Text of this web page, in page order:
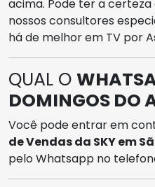
acima. Pode ter a
nossos consultores
há de melhor em TV por
QUAL O
DOMINGOS DO
Você pode entrar em
de Vendas da SKY em
pelo Whatsapp no